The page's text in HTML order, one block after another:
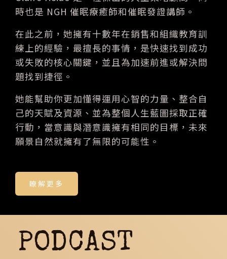
時也是 NGH 催眠療癒師和催眠發證講師。
在此之前，她擁有十數年在銷售和組織教育訓
練上的經驗，最擅長的事情，是快速找到成功
或失敗的核心關鍵，並且為加速前進或解決問
題找到捷徑。
她能幫助你更加懂得運用心智的力量、整合自
己的天賦及資源、並為整個人生藍圖採取正確
行動，當意識與潛意識擁有相同的目標，未來
願景自然就擁有了無限的可能性。
瞭解更多
PODCAST